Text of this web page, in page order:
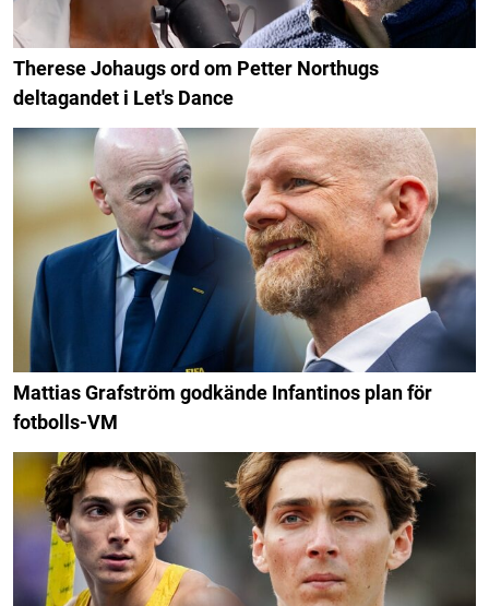
Therese Johaugs ord om Petter Northugs
deltagandet i Let's Dance
Mattias Grafström godkände Infantinos plan för
fotbolls-VM